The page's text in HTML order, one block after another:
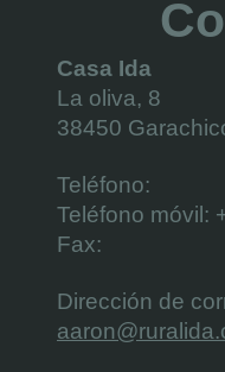
Casa Ida
La oliva, 8
38450
Teléfono:
Teléfono móvil:
Fax:
Dirección de